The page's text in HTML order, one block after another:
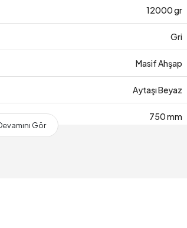
12000 gr
Gri
Masif Ahşap
Aytaşı Beyaz
750 mm
Gör